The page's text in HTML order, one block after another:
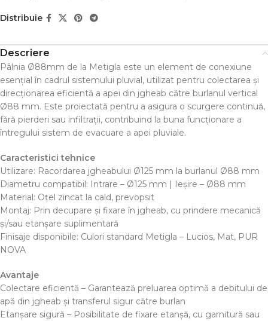
Distribuie
Descriere
Pâlnia Ø88mm de la Metigla este un element de conexiune
esențial în cadrul sistemului pluvial, utilizat pentru colectarea și
direcționarea eficientă a apei din jgheab către burlanul vertical
Ø88 mm. Este proiectată pentru a asigura o scurgere continuă,
fără pierderi sau infiltrații, contribuind la buna funcționare a
întregului sistem de evacuare a apei pluviale.
Caracteristici tehnice
Utilizare: Racordarea jgheabului Ø125 mm la burlanul Ø88 mm
Diametru compatibil: Intrare – Ø125 mm | Ieșire – Ø88 mm
Material: Oțel zincat la cald, prevopsit
Montaj: Prin decupare și fixare în jgheab, cu prindere mecanică
și/sau etanșare suplimentară
Finisaje disponibile: Culori standard Metigla – Lucios, Mat, PUR
NOVA
Avantaje
Colectare eficientă – Garantează preluarea optimă a debitului de
apă din jgheab și transferul sigur către burlan
Etanșare sigură – Posibilitate de fixare etanșă, cu garnitură sau